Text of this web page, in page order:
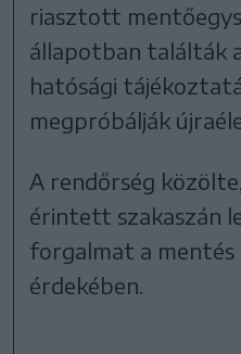
riasztott
állapotban találták
hatósági
megpróbálják
A rendőrség
érintett szakaszán
forgalmat a mentés
érdekében.